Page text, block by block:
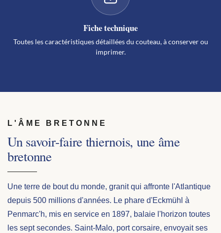
Fiche technique
Toutes les caractéristiques détaillées du couteau, à conserver ou
imprimer.
L'ÂME BRETONNE
Un savoir-faire thiernois, une âme
bretonne
Une terre de bout du monde, granit qui affronte l'Atlantique
depuis 500 millions d'années. Le phare d'Eckmühl à
Penmarc'h, mis en service en 1897, balaie l'horizon toutes
les sept secondes. Saint-Malo, port corsaire, envoyait ses